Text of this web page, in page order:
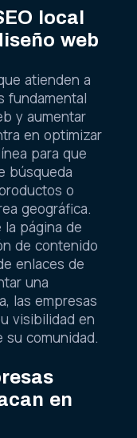
local
web
atienden a
fundamental
y aumentar
en optimizar
para que
búsqueda
o
geográfica.
página de
de contenido
enlaces de
una
las empresas
visibilidad en
su comunidad.
en